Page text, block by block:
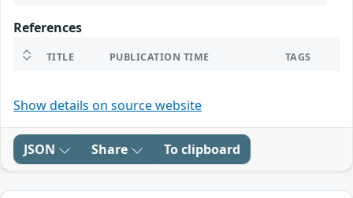
References
TITLE PUBLICATION TIME TAGS
Show details on source website
JSON Share To clipboard